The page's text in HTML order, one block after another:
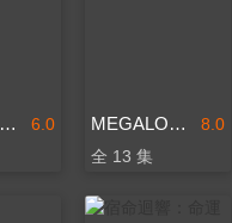
6.0
遊戲王ARC-V 8.0
MEGALOBOX 機甲拳擊
全 13 集